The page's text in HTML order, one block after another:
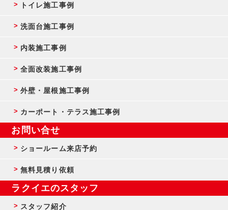
トイレ施工事例
洗面台施工事例
内装施工事例
全面改装施工事例
外壁・屋根施工事例
カーポート・テラス施工事例
お問い合せ
ショールーム来店予約
無料見積り依頼
ラクイエのスタッフ
スタッフ紹介